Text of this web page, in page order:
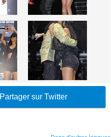
Partager sur Twitter